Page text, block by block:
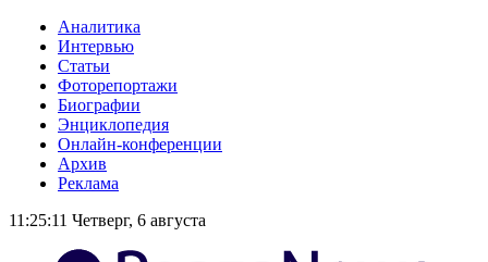
Аналитика
Интервью
Статьи
Фоторепортажи
Биографии
Энциклопедия
Онлайн-конференции
Архив
Реклама
11:25:11 Четверг, 6 августа